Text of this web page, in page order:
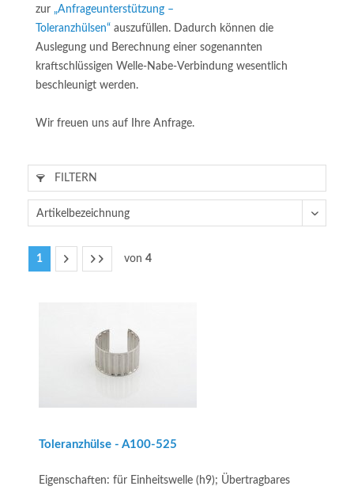
zur „Anfrageunterstützung –
Toleranzhülsen“ auszufüllen. Dadurch können die
Auslegung und Berechnung einer sogenannten
kraftschlüssigen Welle-Nabe-Verbindung wesentlich
beschleunigt werden.
Wir freuen uns auf Ihre Anfrage.
FILTERN
1 von 4
Toleranzhülse - A100­-525
Eigenschaften: für Einheitswelle (h9); Übertragbares